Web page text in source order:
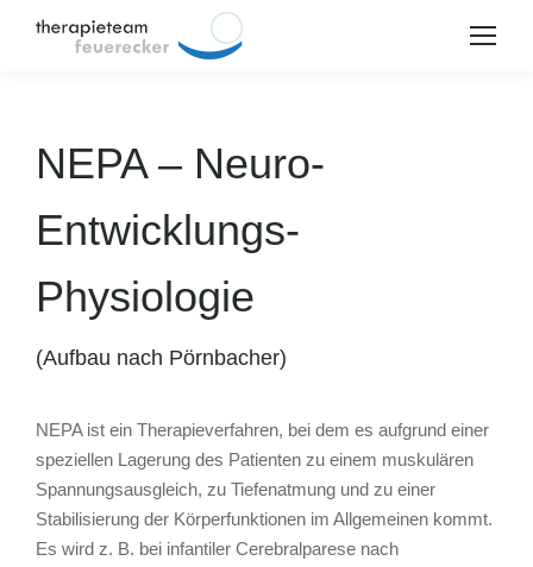
NEPA – Neuro-
Entwicklungs-
Physiologie
(Aufbau nach Pörnbacher)
NEPA ist ein Therapieverfahren, bei dem es aufgrund einer
speziellen Lagerung des Patienten zu einem muskulären
Spannungsausgleich, zu Tiefenatmung und zu einer
Stabilisierung der Körperfunktionen im Allgemeinen kommt.
Es wird z. B. bei infantiler Cerebralparese nach